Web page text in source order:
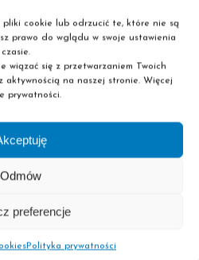
pliki cookie lub odrzucić te, które nie są
prawo do wglądu w swoje ustawienia
wiązać się z przetwarzaniem Twoich
aktywnością na naszej stronie. Więcej
prywatności.
Odmów
preferencje
Polityka prywatności
to nie tylko kwestia wyglądu,
wewnętrznej harmonii. W
i ciągłego pośpiechu,
mężczyzn, traktuje wizytę
świadomy rytuał dbania o
równowagi. Współcześni
„efektu wow”. Pragną
Z tego powodu ogromną
spa, które wspierają